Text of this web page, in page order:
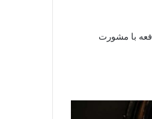
با مشورت